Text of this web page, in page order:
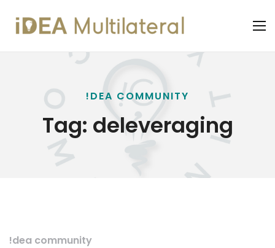
!DEA COMMUNITY
Tag: deleveraging
!dea community